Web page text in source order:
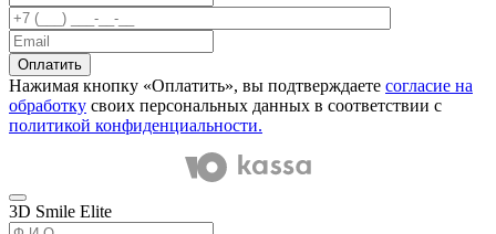
Оплатить
Нажимая кнопку «Оплатить», вы подтверждаете согласие на
обработку своих персональных данных в соответствии с
политикой конфиденциальности.
3D Smile Elite